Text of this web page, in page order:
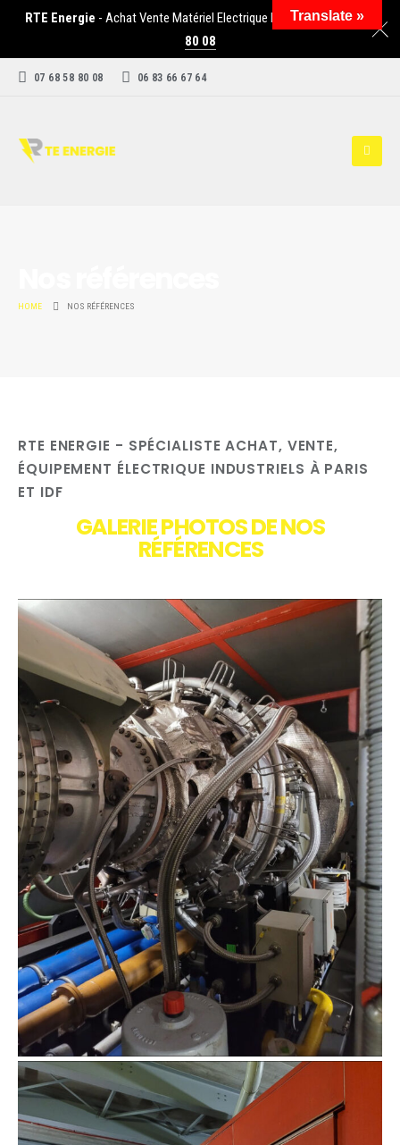
RTE Energie - Achat Vente Matériel Electrique Industriel -07 68 58
80 08
07 68 58 80 08 06 83 66 67 64
HOME NOS RÉFÉRENCES
RTE ENERGIE - SPÉCIALISTE ACHAT, VENTE,
ÉQUIPEMENT ÉLECTRIQUE INDUSTRIELS À PARIS
ET IDF
GALERIE PHOTOS DE NOS
RÉFÉRENCES
Translate »